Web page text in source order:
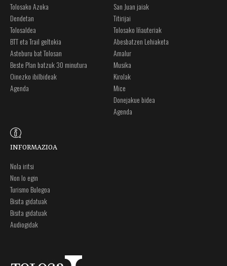
Tolosako Azoka
Dendetan
Tolosaldea
BTT eta Trail geltokia
Asteburu bat Tolosan
Beste Plan batzuk 30 minutura
Oinezko ibilbideak
Agenda
San Juan jaiak
Titirijai
Tolosako Iñauteriak
Abesbatzen Lehiaketa
Amalur
Musika
Kirolak
Mice
Donejakue bidea
Agenda
INFORMAZIOA
Nola iritsi
Non lo egin
Turismo Bulegoa
Bisita gidatuak
Bisita gidatuak
Audiogidak